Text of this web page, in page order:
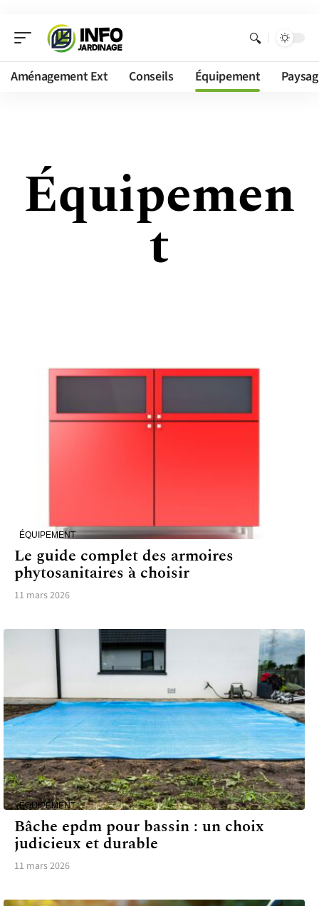
Aménagement Ext Conseils Équipement
Équipemen
t
ÉQUIPEMENT
Le guide complet des armoires
phytosanitaires à choisir
11 mars 2026
ÉQUIPEMENT
Bâche epdm pour bassin : un choix
judicieux et durable
11 mars 2026